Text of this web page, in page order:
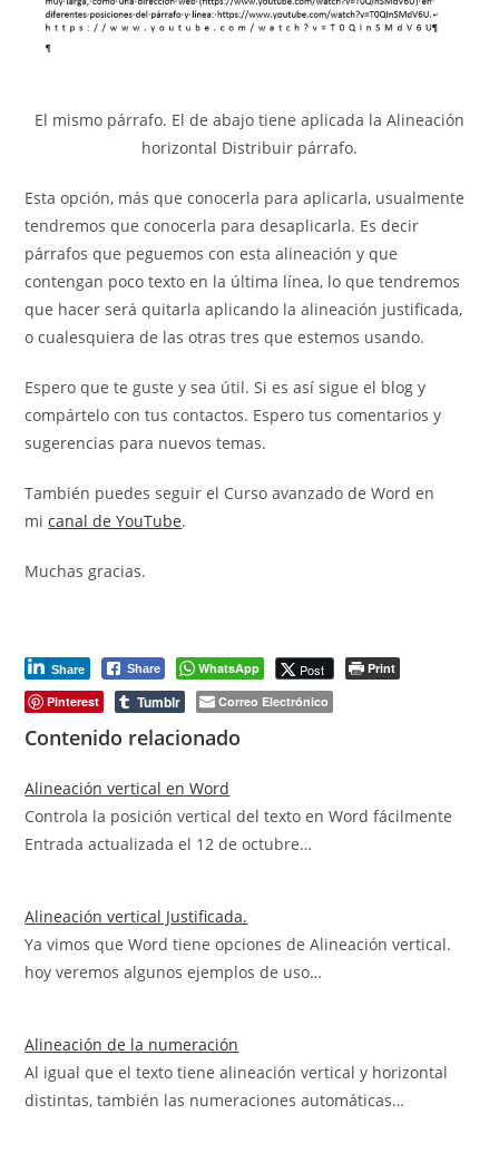
El mismo párrafo. El de abajo tiene aplicada la Alineación
horizontal Distribuir párrafo.
Esta opción, más que conocerla para aplicarla, usualmente
tendremos que conocerla para desaplicarla. Es decir
párrafos que peguemos con esta alineación y que
contengan poco texto en la última línea, lo que tendremos
que hacer será quitarla aplicando la alineación justificada,
o cualesquiera de las otras tres que estemos usando.
Espero que te guste y sea útil. Si es así sigue el blog y
compártelo con tus contactos. Espero tus comentarios y
sugerencias para nuevos temas.
También puedes seguir el Curso avanzado de Word en
micanal de YouTube.
Muchas gracias.
Share Share WhatsApp Post
Print
Pinterest
Tumblr Correo Electrónico
Contenido relacionado
Alineación vertical en Word
Controla la posición vertical del texto en Word fácilmente
Entrada actualizada el 12 de octubre…
Alineación vertical Justificada.
Ya vimos que Word tiene opciones de Alineación vertical.
hoy veremos algunos ejemplos de uso…
Alineación de la numeración
Al igual que el texto tiene alineación vertical y horizontal
distintas, también las numeraciones automáticas…